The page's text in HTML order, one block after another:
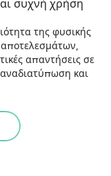
συχνή χρήση
της φυσικής
απαντήσεις σε
και